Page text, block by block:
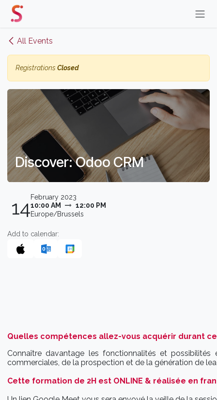
Skip to Content
All Events
Registrations Closed
Discover: Odoo CRM
14February 2023
10:00 AM
12:00 PM
Europe/Brussels
Add to calendar:
Quelles compétences allez-vous acquérir durant
Connaître davantage les fonctionnalités et
commerciales, de la prospection et de la génération de
Cette formation de 2H est ONLINE & réalisée en